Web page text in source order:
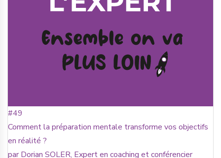
#49
Comment la préparation mentale transforme vos objectifs
en réalité ?
par Dorian SOLER, Expert en coaching et conférencier